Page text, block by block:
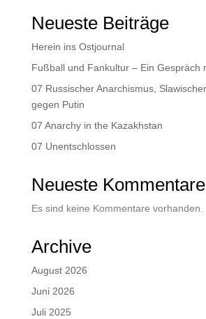
Neueste Beiträge
Herein ins Ostjournal
Fußball und Fankultur – Ein Gespräch
07 Russischer Anarchismus,
gegen Putin
07 Anarchy in the Kazakhstan
07 Unentschlossen
Neueste Kommentare
Es sind keine Kommentare vorhanden.
Archive
August 2026
Juni 2026
Juli 2025